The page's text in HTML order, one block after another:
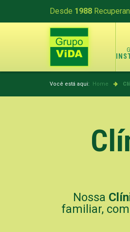
Desde 1988
Você está aqui: Home
Nossa
familiar,